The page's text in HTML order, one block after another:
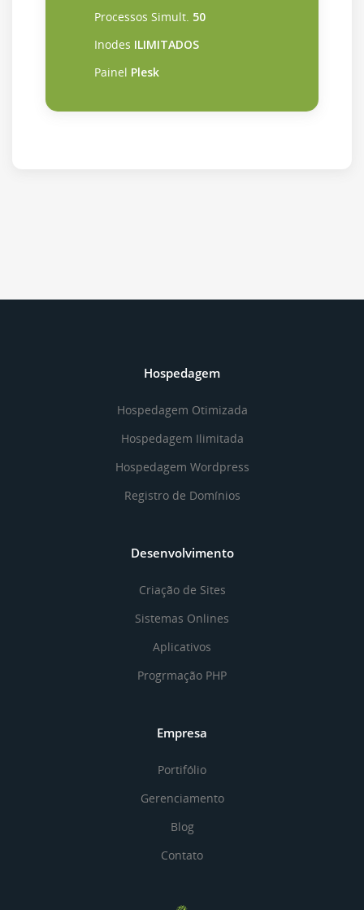
Processos Simult. 50
Inodes ILIMITADOS
Painel Plesk
Hospedagem
Hospedagem Otimizada
Hospedagem Ilimitada
Hospedagem Wordpress
Registro de Domínios
Desenvolvimento
Criação de Sites
Sistemas Onlines
Aplicativos
Progrmação PHP
Empresa
Portifólio
Gerenciamento
Blog
Contato